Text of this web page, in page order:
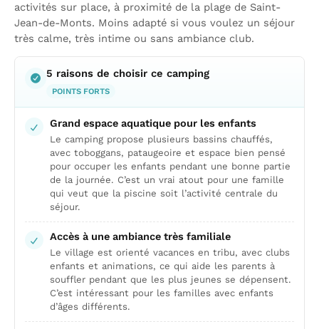
activités sur place, à proximité de la plage de Saint-
Jean-de-Monts. Moins adapté si vous voulez un séjour
très calme, très intime ou sans ambiance club.
5 raisons de choisir ce camping
POINTS FORTS
Grand espace aquatique pour les enfants
Le camping propose plusieurs bassins chauffés,
avec toboggans, pataugeoire et espace bien pensé
pour occuper les enfants pendant une bonne partie
de la journée. C’est un vrai atout pour une famille
qui veut que la piscine soit l’activité centrale du
séjour.
Accès à une ambiance très familiale
Le village est orienté vacances en tribu, avec clubs
enfants et animations, ce qui aide les parents à
souffler pendant que les plus jeunes se dépensent.
C’est intéressant pour les familles avec enfants
d’âges différents.